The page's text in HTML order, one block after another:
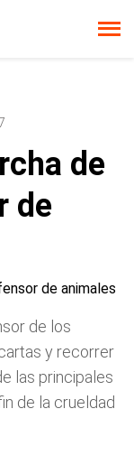
de
de
de los
y recorrer
las principales
de la crueldad